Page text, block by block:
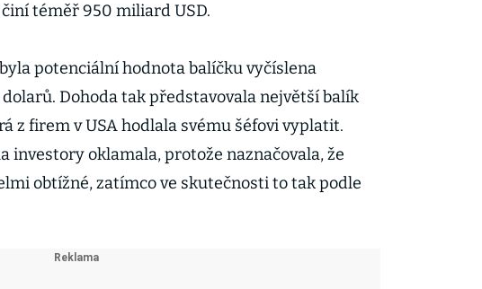
téměř 950 miliard USD.
potenciální hodnota balíčku vyčíslena
Dohoda tak představovala největší balík
z firem v USA hodlala svému šéfovi vyplatit.
investory oklamala, protože naznačovala, že
obtížné, zatímco ve skutečnosti to tak podle